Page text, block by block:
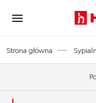
Przejdź do treści.
Przejdź do menu.
Przejdź do
Strona główna